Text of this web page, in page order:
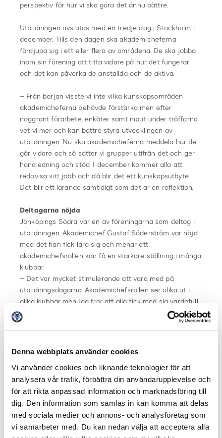
Denna webbplats använder cookies
Vi använder cookies och liknande teknologier för att
analysera vår trafik, förbättra din användarupplevelse och
för att rikta anpassad information och marknadsföring till
dig. Den information som samlas in kan komma att delas
med sociala medier och annons- och analysföretag som
vi samarbeter med. Du kan nedan välja att acceptera alla
perspektiv för hur vi ska göra det ännu bättre.
Utbildningen avslutas med en tredje dag i Stockholm i
december. Tills den dagen ska akademicheferna
fördjupa sig i ett eller flera av områdena. De ska jobba
inom sin förening att titta vidare på hur det fungerar
och det kan påverka de anställda och de aktiva.
– Från början visste vi inte vilka kunskapsområden
akademicheferna behövde förstärka men efter
noggrant förarbete, enkäter samt input under träffarna
vet vi mer och kan bättre styra utvecklingen av
utbildningen. Nu ska akademicheferna meddela hur de
går vidare och så sätter vi grupper utifrån det och ger
handledning och stöd. I december kommer alla att
redovisa sitt jobb och då blir det ett kunskapsutbyte.
Det blir ett lärande samtidigt som det är en reflektion.
Deltagarna nöjda
Jönköpings Södra var en av föreningarna som deltog i
utbildningen. Akademichef Gustaf Söderström var nöjd
med det han fick lära sig och menar att
akademichefsrollen kan få en starkare ställning i många
klubbar.
– Det var mycket stimulerande att vara med på
utbildningsdagarna. Akademichefsrollen ser olika ut i
olika klubbar men jag tror att alla fick med sig värdefull
input till det fortsatta arbetet. Jag tror också att den
här utbildningen är viktig för att stärka rollen
– Upplägget med en uppgift till december som vi själva
väljer känns bra. Det gör att jag kan välja något som jag
har nytta av i verksamheten samtidigt som jag lär mig,
menar Söderström.
Calle Hageskog ser fram emot den avslutande
utbildningsdagen och hyllar akademichefernas